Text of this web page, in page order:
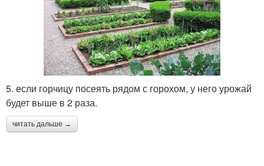
5. если горчицу посеять рядом с горохом, у него урожай
будет выше в 2 раза.
читать дальше →